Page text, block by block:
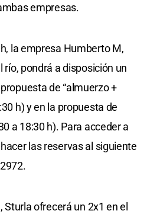
empresas.
la empresa Humberto M,
pondrá a disposición un
de “almuerzo +
h) y en la propuesta de
a 18:30 h). Para acceder a
las reservas al siguiente
Sturla ofrecerá un 2x1 en el